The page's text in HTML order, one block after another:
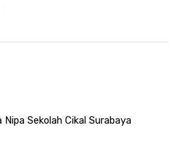
Sekolah Cikal Surabaya